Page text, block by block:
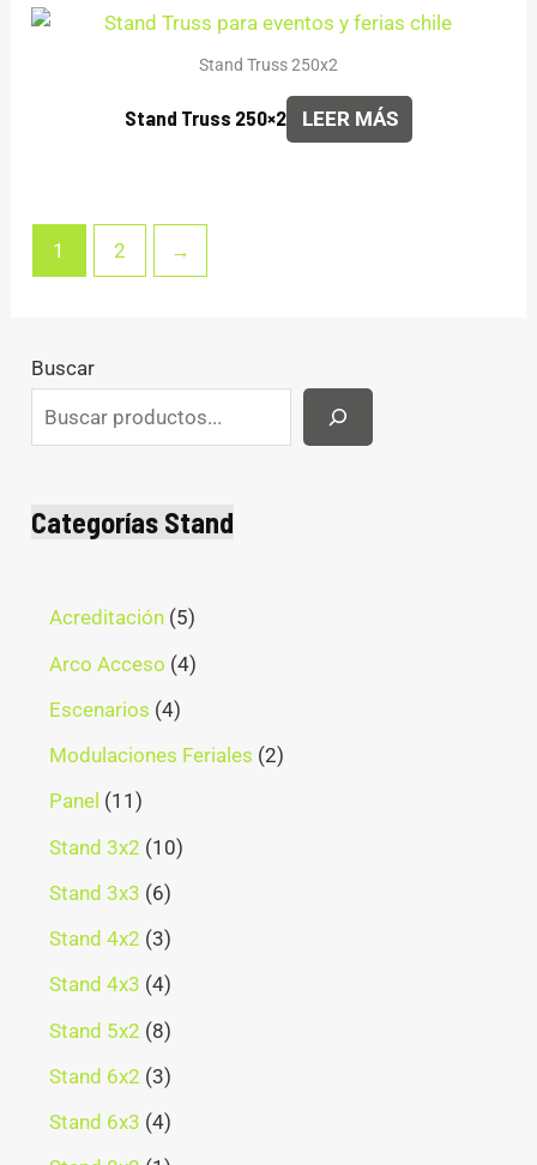
Stand Truss 250x2
Stand Truss 250×2 LEER MÁS
1 2 →
Buscar
Categorías Stand
Acreditación 5
Arco Acceso 4
Escenarios 4
Modulaciones Feriales 2
Panel
11
Stand 3x2 10
Stand 3x3 6
Stand 4x2 3
Stand 4x3 4
Stand 5x2 8
Stand 6x2 3
Stand 6x3 4